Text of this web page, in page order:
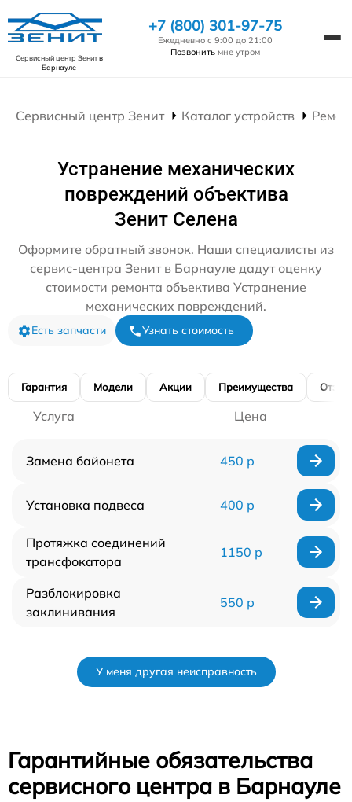
Сервисный центр Зенитв
Барнауле
+7 (800) 301-97-75
Ежедневно с 9:00 до 21:00
Позвонить мне утром
Сервисный центр Зенит Каталог устройств
Устранение механических
повреждений объектива
Зенит Селена
Оформите обратный звонок. Наши специалисты из
сервис-центра Зенит в Барнауле дадут оценку
стоимости ремонта объектива Устранение
механических повреждений.
Есть запчасти Узнать стоимость
Гарантия Модели Акции Преимущества
Услуга Цена
Замена байонета 450 р
Установка подвеса 400 р
Протяжка соединений
трансфокатора
1150 р
Разблокировка
заклинивания
550 р
У меня другая неисправность
Гарантийные обязательства
сервисного центра в Барнауле